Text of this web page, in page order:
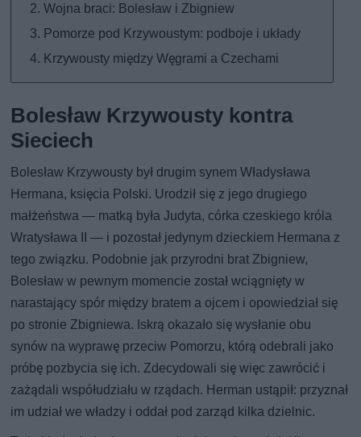
Wojna braci: Bolesław i Zbigniew
Pomorze pod Krzywoustym: podboje i układy
Krzywousty między Węgrami a Czechami
Bolesław Krzywousty kontra
Sieciech
Bolesław Krzywousty był drugim synem Władysława
Hermana, księcia Polski. Urodził się z jego drugiego
małżeństwa — matką była Judyta, córka czeskiego króla
Wratysława II — i pozostał jedynym dzieckiem Hermana z
tego związku. Podobnie jak przyrodni brat Zbigniew,
Bolesław w pewnym momencie został wciągnięty w
narastający spór między bratem a ojcem i opowiedział się
po stronie Zbigniewa. Iskrą okazało się wysłanie obu
synów na wyprawę przeciw Pomorzu, którą odebrali jako
próbę pozbycia się ich. Zdecydowali się więc zawrócić i
zażądali współudziału w rządach. Herman ustąpił: przyznał
im udział we władzy i oddał pod zarząd kilka dzielnic.